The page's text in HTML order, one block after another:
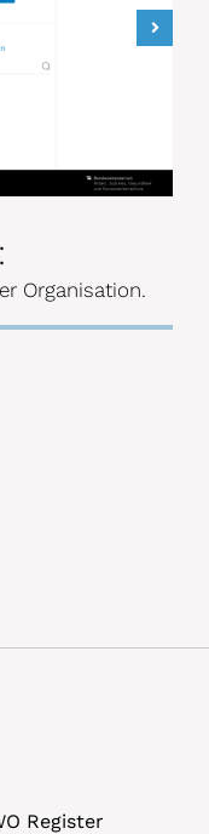
Organisation.
Wählen
Nehmen
Register